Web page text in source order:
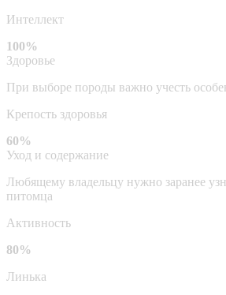
Интеллект
100%
Здоровье
При выборе породы важно учесть
Крепость здоровья
60%
Уход и содержание
Любящему владельцу нужно заранее
питомца
Активность
80%
Линька